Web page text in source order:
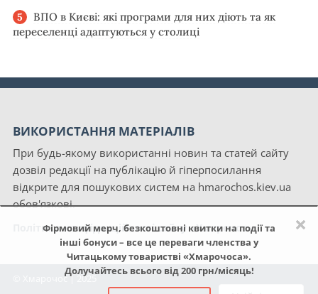
×
Фірмовий мерч, безкоштовні квитки на події та
інші бонуси – все це переваги членства у
Читацькому товаристві «Хмарочоса».
Долучайтесь всього від 200 грн/місяць!
ВПО в Києві: які програми для них діють та як
переселенці адаптуються у столиці
ВИКОРИСТАННЯ МАТЕРІАЛІВ
При будь-якому використанні новин та статей сайту
дозвіл редакції на публікацію й гіперпосилання
відкрите для пошукових систем на hmarochos.kiev.ua
обов'язкові.
Політика конфіденційності сайту «Хмарочос»
© Хмарочос | 2025